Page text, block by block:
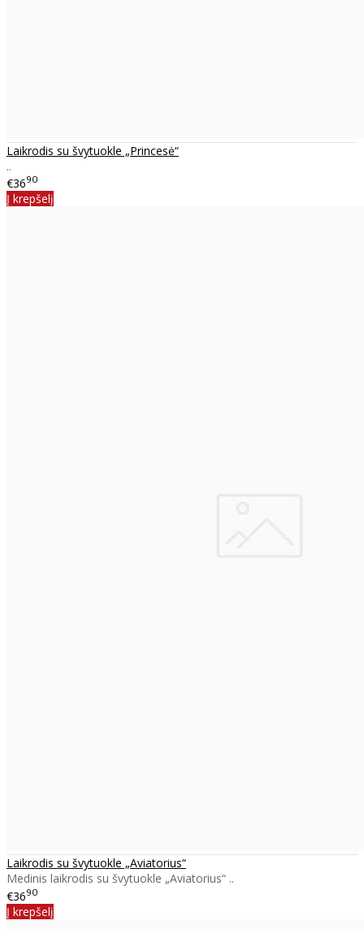
Laikrodis su švytuokle „Princesė“
..
€3690
Į krepšelį
Laikrodis su švytuokle „Aviatorius“
Medinis laikrodis su švytuokle „Aviatorius“ ..
€3690
Į krepšelį